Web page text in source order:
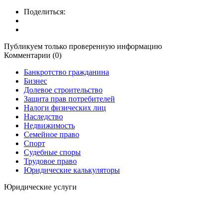
Поделиться:
Публикуем только проверенную информацию
Комментарии (0)
Банкротство гражданина
Бизнес
Долевое строительство
Защита прав потребителей
Налоги физических лиц
Наследство
Недвижимость
Семейное право
Спорт
Судебные споры
Трудовое право
Юридические калькуляторы
Юридические услуги